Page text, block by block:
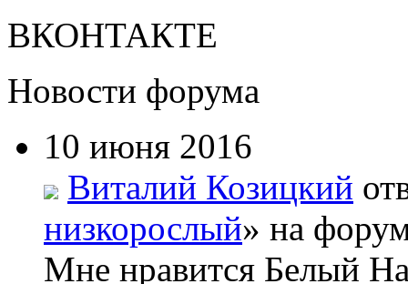
ВКОНТАКТЕ
Новости форума
10 июня 2016
Виталий Козицкий
низкорослый» на
Мне нравится Белый